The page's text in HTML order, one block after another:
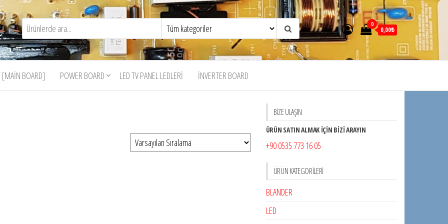
0
0,00₺
[MAIN BOARD] POWER BOARD LED TV PANEL LEDLERI İNVERTER BOARD
BİZE ULAŞIN
ÜRÜN SATIN ALMAK İÇİN BİZİ ARAYIN
+90 0535 773 16 05
ÜRÜN KATEGORILERI
BLANDER
LED